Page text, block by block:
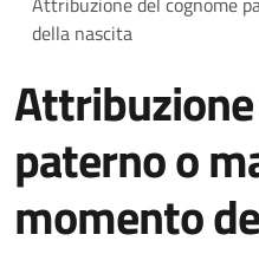
della nascita
paterno o
momento